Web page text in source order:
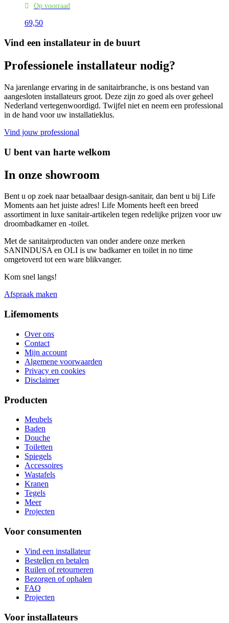
Op voorraad
69,50
Vind een installateur in de buurt
Professionele installateur nodig?
Na jarenlange ervaring in de sanitairbranche, is ons bestand van
aangesloten installateurs groot. Deze zijn zo goed als over geheel
Nederland vertegenwoordigd. Twijfel niet en neem een professional
in de hand voor uw installatieklus.
Vind jouw professional
U bent van harte welkom
In onze showroom
Bent u op zoek naar betaalbaar design-sanitair, dan bent u bij Life
Moments aan het juiste adres! Life Moments heeft een breed
assortiment in luxe sanitair-artikelen tegen redelijke prijzen voor uw
droombadkamer en -toilet.
Met de sanitairproducten van onder andere onze merken
SANINDUSA en OLI is uw badkamer en toilet in no time
omgetoverd tot een ware blikvanger.
Kom snel langs!
Afspraak maken
Lifemoments
Over ons
Contact
Mijn account
Algemene voorwaarden
Privacy en cookies
Disclaimer
Producten
Meubels
Baden
Douche
Toiletten
Spiegels
Accessoires
Wastafels
Kranen
Tegels
Meer
Projecten
Voor consumenten
Vind een installateur
Bestellen en betalen
Ruilen of retourneren
Bezorgen of ophalen
FAQ
Projecten
Voor installateurs